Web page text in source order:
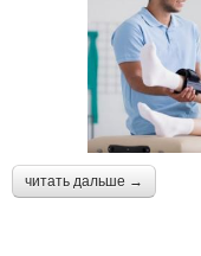
читать дальше →